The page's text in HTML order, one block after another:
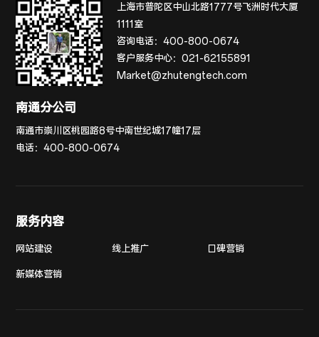
上海市普陀区中山北路1777号飞洲时代大厦
1111室
咨询电话：400-800-0674
客户服务中心：021-62155891
Market@zhutengtech.com
南通分公司
南通市崇川区桃园路8号中南世纪城17幢17层
电话：400-800-0674
服务内容
网站建设 线上推广 口碑营销
新媒体营销